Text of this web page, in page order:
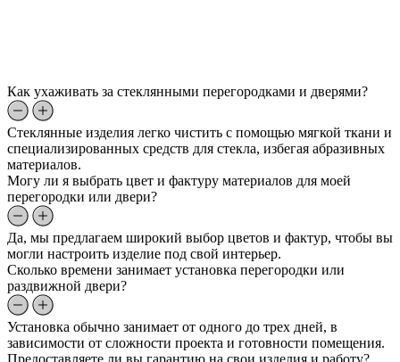
Как ухаживать за стеклянными перегородками и дверями?
Стеклянные изделия легко чистить с помощью мягкой ткани и
специализированных средств для стекла, избегая абразивных
материалов.
Могу ли я выбрать цвет и фактуру материалов для моей
перегородки или двери?
Да, мы предлагаем широкий выбор цветов и фактур, чтобы вы
могли настроить изделие под свой интерьер.
Сколько времени занимает установка перегородки или
раздвижной двери?
Установка обычно занимает от одного до трех дней, в
зависимости от сложности проекта и готовности помещения.